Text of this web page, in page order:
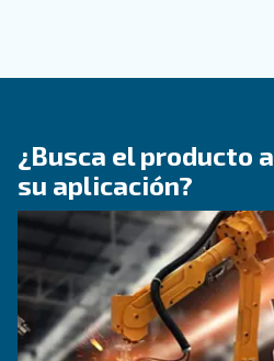
Obtenga más
temas
metalurgia